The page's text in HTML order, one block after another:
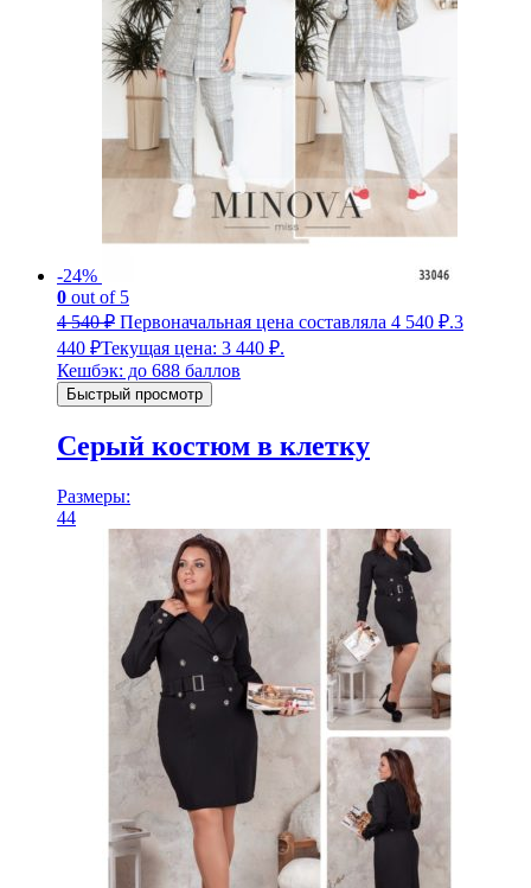
-24%
0 out of 5
4 540₽ Первоначальная цена составляла 4 540 ₽.3
440 ₽Текущая цена: 3 440 ₽.
Кешбэк: до 688 баллов
Быстрый просмотр
Серый костюм в клетку
Размеры:
44